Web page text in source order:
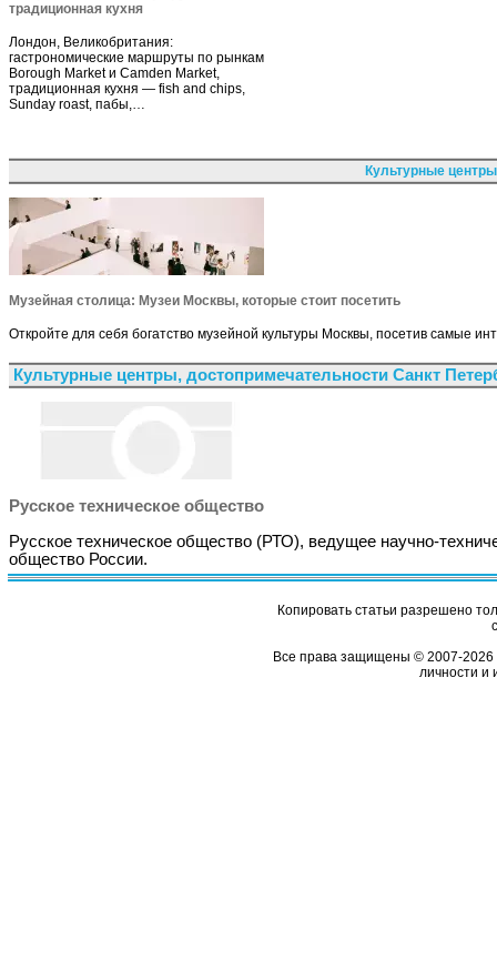
традиционная кухня
Лондон, Великобритания:
гастрономические маршруты по рынкам
Borough Market и Camden Market,
традиционная кухня — fish and chips,
Sunday roast, пабы,…
Культурные
Музейная столица: Музеи Москвы, которые стоит посетить
Откройте для себя богатство музейной культуры Москвы, посетив самые
Культурные центры, достопримечательности Санкт
Русское техническое общество
Русское техническое общество (РТО), ведущее научно-
общество России.
Копировать статьи разрешено
Все права защищены © 2007-2026
личности и